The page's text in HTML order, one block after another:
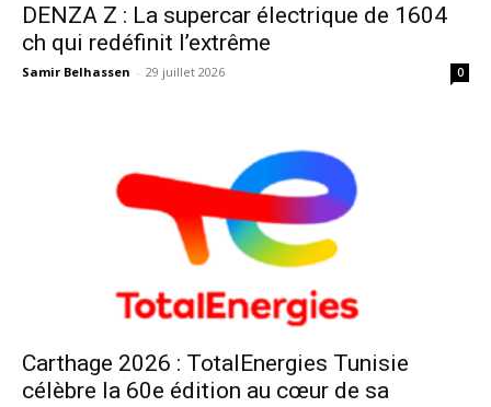
DENZA Z : La supercar électrique de 1604
ch qui redéfinit l’extrême
Samir Belhassen - 29 juillet 2026 0
Carthage 2026 : TotalEnergies Tunisie
célèbre la 60e édition au cœur de sa